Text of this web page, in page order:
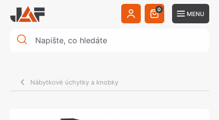
0
MENU
Nábytkové úchytky a knobky